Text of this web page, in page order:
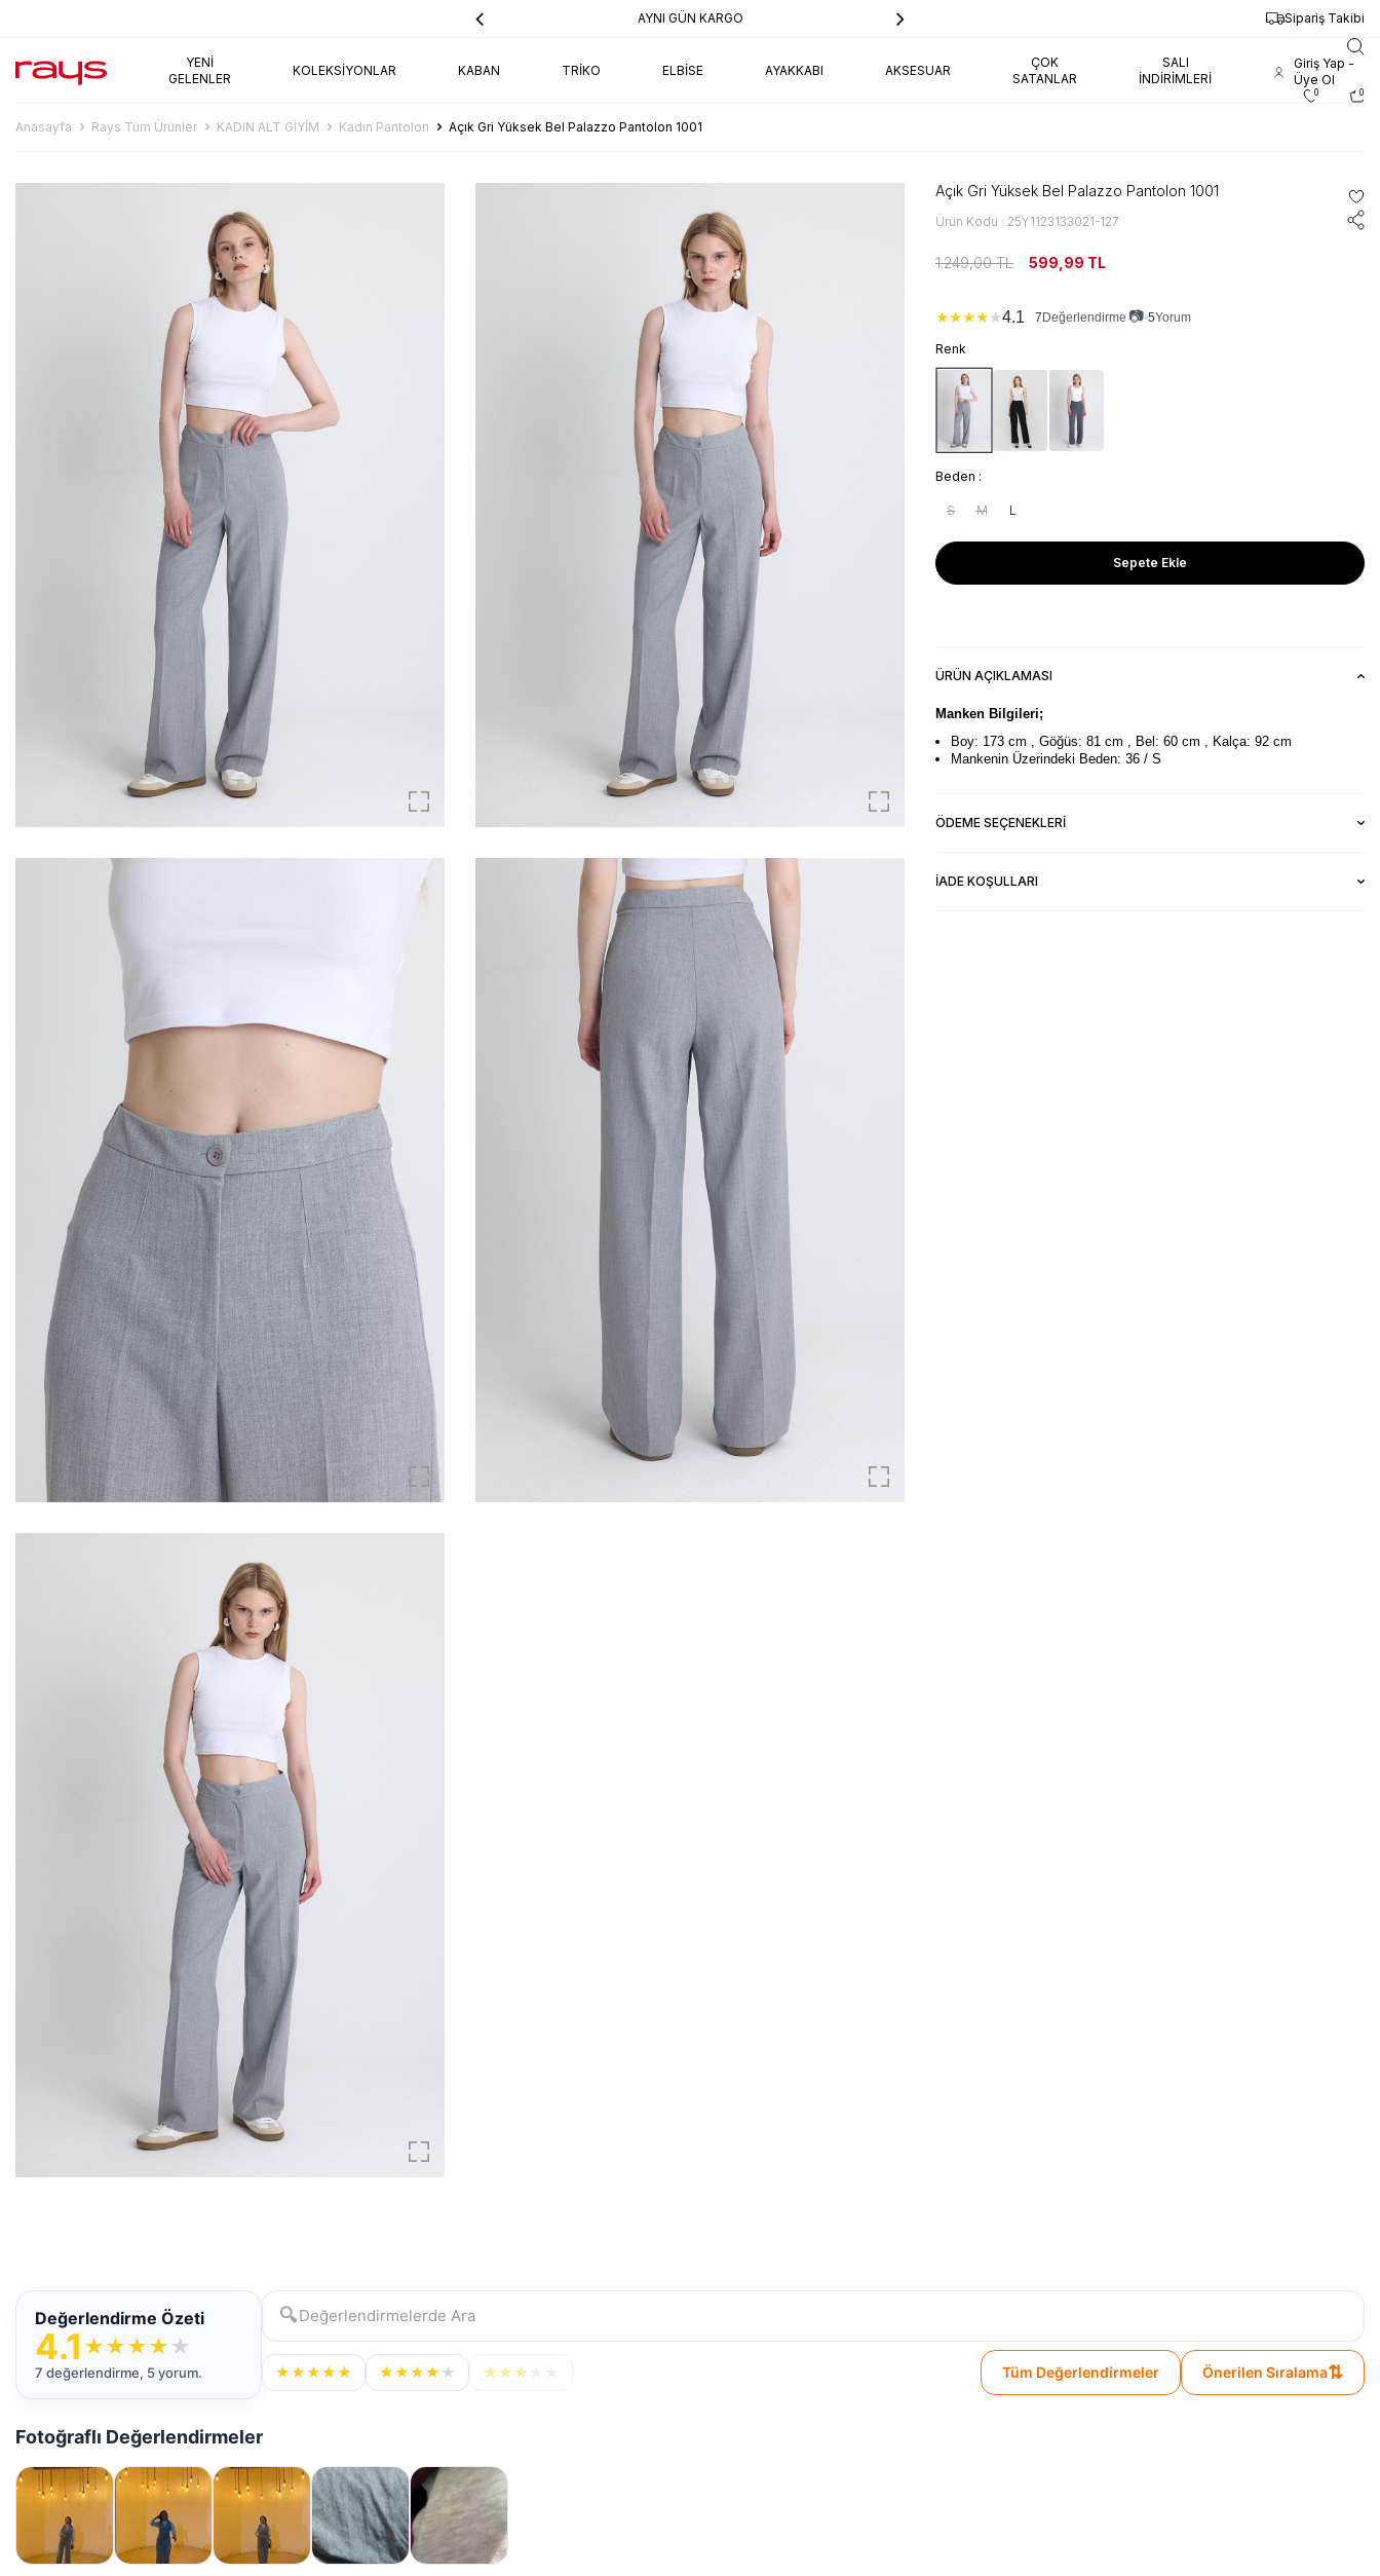
AYNI GÜN KARGO Sipariş Takibi
YENI
GELENLER
KOLEKSIYONLAR KABAN TRIKO ELBISE AYAKKABI AKSESUAR
ÇOK
SATANLAR
SALI
İNDIRIMLERI
Giriş Yap -
Üye Ol
0 0
Anasayfa Rays Tüm Ürünler KADIN ALT GİYİM Kadın Pantolon Açık Gri Yüksek Bel Palazzo Pantolon 1001
Açık Gri Yüksek Bel Palazzo Pantolon 1001
Ürün Kodu : 25Y1123133021-127
1.249,00TL 599,99 TL
★★★★★4.1 7 Değerlendirme 📷•5Yorum
Renk
Beden :
S M L
Sepete Ekle
ÜRÜN AÇIKLAMASI
Manken Bilgileri;
Boy: 173 cm , Göğüs: 81 cm , Bel: 60 cm , Kalça: 92 cm
Mankenin Üzerindeki Beden: 36 / S
ÖDEME SEÇENEKLERI
İADE KOŞULLARI
Değerlendirme Özeti
4.1 ★★★★ ★
7 değerlendirme, 5 yorum.
🔍
★★★★★ ★★★★ ★ ★ ★ ★ Tüm Değerlendirmeler Önerilen Sıralama⇅
Fotoğraflı Değerlendirmeler